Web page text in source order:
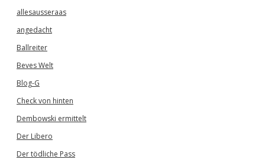
allesausseraas
angedacht
Ballreiter
Beves Welt
Blog-G
Check von hinten
Dembowski ermittelt
Der Libero
Der tödliche Pass